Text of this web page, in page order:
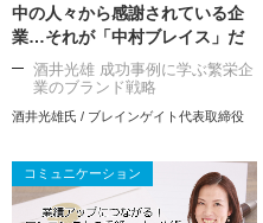
中の人々から感謝されている企
業…それが「中村ブレイス」だ
酒井光雄 成功事例に学ぶ繁栄企
業のブランド戦略
酒井光雄氏 / ブレインゲイト代表取締役
コミュニケーション